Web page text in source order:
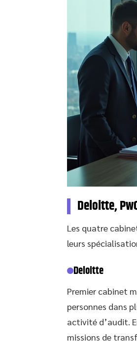
Deloitte,
Les quatre
leurs
Deloitte
Premier cabinet
personnes dans
activité d’audit.
missions de